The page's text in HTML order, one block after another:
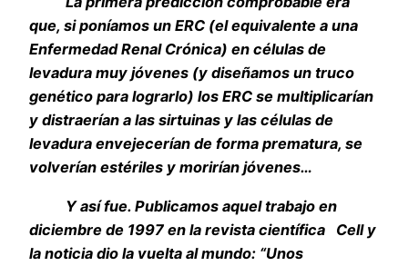
que, si poníamos un ERC (el equivalente a una
Enfermedad Renal Crónica) en células de
levadura muy jóvenes (y diseñamos un truco
genético para lograrlo) los ERC se multiplicarían
y distraerían a las sirtuinas y las células de
levadura envejecerían de forma prematura, se
volverían estériles y morirían jóvenes…
Y así fue. Publicamos aquel trabajo en
diciembre de 1997 en la revista científica Cell y
la noticia dio la vuelta al mundo: “Unos